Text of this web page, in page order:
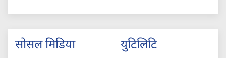
सोसल मिडिया युटिलिटि